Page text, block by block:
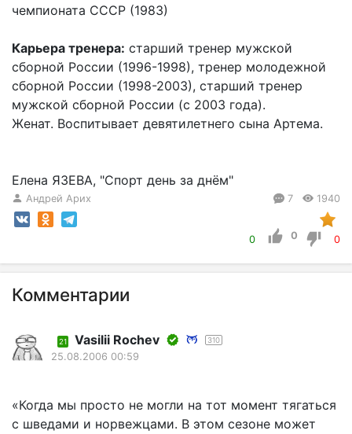
чемпионата СССР (1983)
Карьера тренера: старший тренер мужской
сборной России (1996-1998), тренер молодежной
сборной России (1998-2003), старший тренер
мужской сборной России (с 2003 года).
Женат. Воспитывает девятилетнего сына Артема.
Елена ЯЗЕВА, "Спорт день за днём"
Андрей Арих 7 1940
0 0 0
Комментарии
21 Vasilii Rochev 310
25.08.2006 00:59
«Когда мы просто не могли на тот момент тягаться
с шведами и норвежцами. В этом сезоне может